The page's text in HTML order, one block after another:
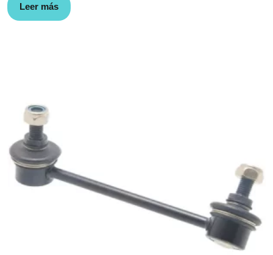
Leer más